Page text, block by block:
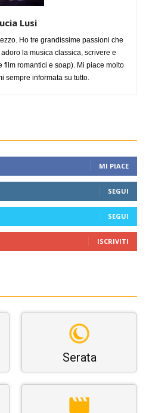
Lusi
Ho tre grandissime passioni che
la musica classica, scrivere e
film romantici e soap). Mi piace molto
sempre informata su tutto.
MI PIACE
SEGUI
SEGUI
ISCRIVITI
Serata